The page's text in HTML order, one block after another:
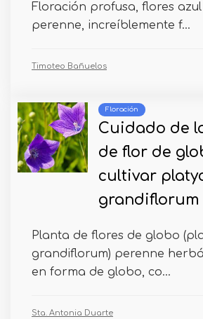
Floración profusa, flores
perenne, increíblemente f...
Timoteo Bañuelos
Floración
Cuidado de
de flor de
cultivar
grandiflorum
Planta de flores de globo
grandiflorum) perenne
en forma de globo, co...
Sta. Antonia Duarte